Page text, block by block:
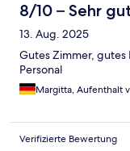
8/10 – Sehr gut
13. Aug. 2025
Gutes Zimmer, gutes
Personal
Margitta, Aufenthalt
Verifizierte Bewertung